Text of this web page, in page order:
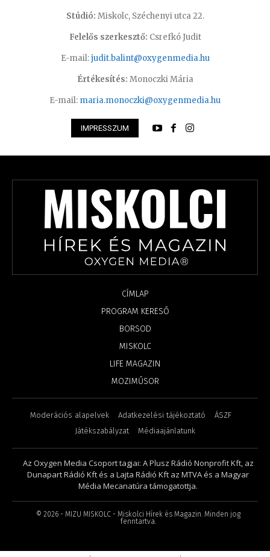
Stúdió: Miskolc, Széchenyi utca 22.
Felelős szerkesztő: Csrefkó Judit
E-mail:judit.balint@oxygenmedia.hu
Értékesítés: Monoczki Mária
E-mail: maria.monoczki@oxygenmedia.hu
IMPRESSZUM
CÍMLAP
PROGRAM KERESŐ
BORSOD
MISKOLC
LIFE MAGAZIN
MOZIMŰSOR
Moderációs alapelvek Adatkezelési tájékoztató
ÁSZF
Játékszabályzat
Médiaajánlatunk
Az Oxygen Media Csoport tagjai: A Plusz Rádió Nonprofit Kft, az
Dunapart Rádió Kft és a Lajta Rádió Kft az MTVA és a Magyar
Média Mecanatúra támogatottja.
© 2026- MIZU MISKOLC - Miskolci Hírek és Magazin. Minden jog
fenntartva.